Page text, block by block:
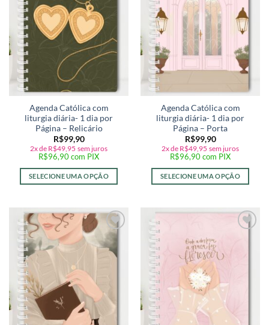
Agenda Católica com
liturgia diária- 1 dia por
Página – Relicário
R$99,90
2x de R$49,95 sem juros
R$96,90com PIX
SELECIONE UMA OPÇÃO
Agenda Católica com
liturgia diária- 1 dia por
Página – Porta
R$99,90
2x de R$49,95 sem juros
R$96,90com PIX
SELECIONE UMA OPÇÃO
Adicionar
a lista de
desejos